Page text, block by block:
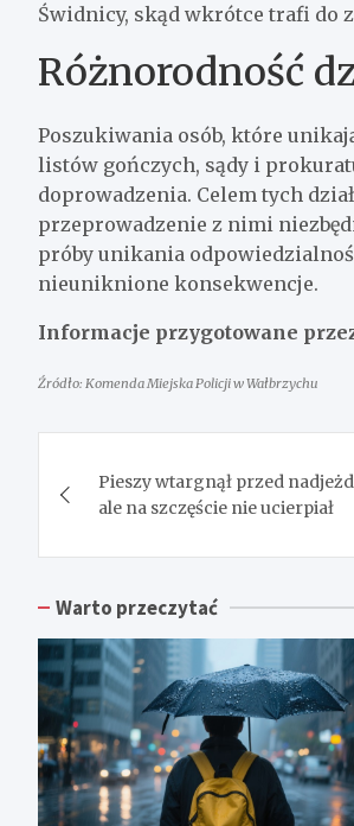
Świdnicy, skąd wkrótce trafi do
Różnorodność
Poszukiwania osób, które
listów gończych, sądy i
doprowadzenia. Celem tych
przeprowadzenie z nimi
próby unikania
nieuniknione konsekwencje.
Informacje przygotowane
Źródło: Komenda Miejska Policji w Wałbrzychu
wpisu
Pieszy wtargnął przed
ale na szczęście nie ucierpiał
Warto przeczytać